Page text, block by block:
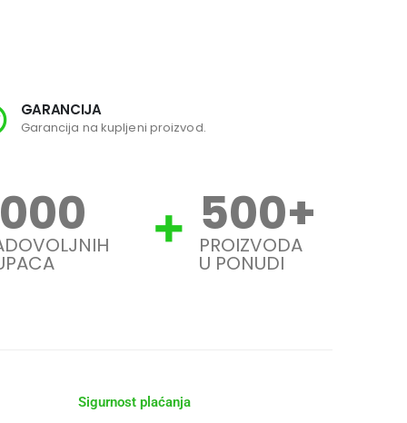
GARANCIJA
Garancija na kupljeni proizvod.
500+
PROIZVODA
U PONUDI
Sigurnost plaćanja